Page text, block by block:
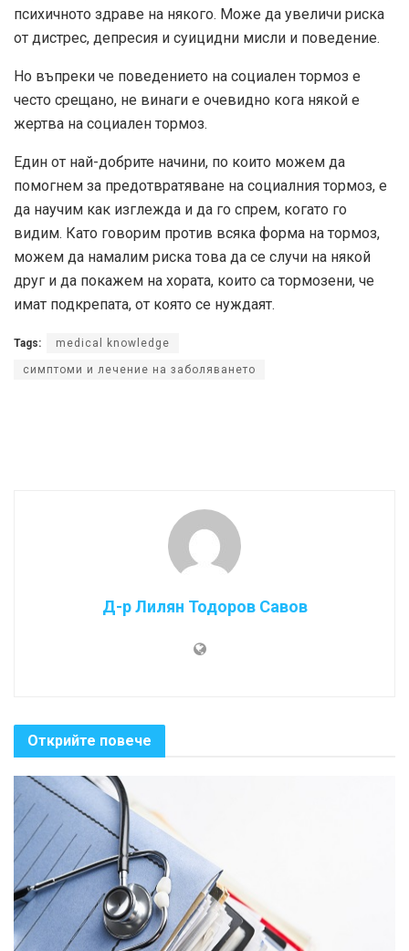
психичното здраве на някого. Може да увеличи риска
от дистрес, депресия и суицидни мисли и поведение.
Но въпреки че поведението на социален тормоз е
често срещано, не винаги е очевидно кога някой е
жертва на социален тормоз.
Един от най-добрите начини, по които можем да
помогнем за предотвратяване на социалния тормоз, е
да научим как изглежда и да го спрем, когато го
видим. Като говорим против всяка форма на тормоз,
можем да намалим риска това да се случи на някой
друг и да покажем на хората, които са тормозени, че
имат подкрепата, от която се нуждаят.
Tags: medical knowledge
симптоми и лечение на заболяването
Д-р Лилян Тодоров Савов
Открийте повече